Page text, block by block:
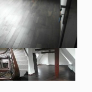
Kontakt